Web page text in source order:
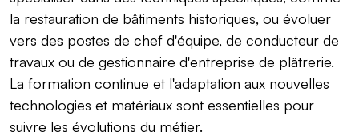
la restauration de bâtiments historiques, ou évoluer
vers des postes de chef d'équipe, de conducteur de
travaux ou de gestionnaire d'entreprise de plâtrerie.
La formation continue et l'adaptation aux nouvelles
technologies et matériaux sont essentielles pour
suivre les évolutions du métier.